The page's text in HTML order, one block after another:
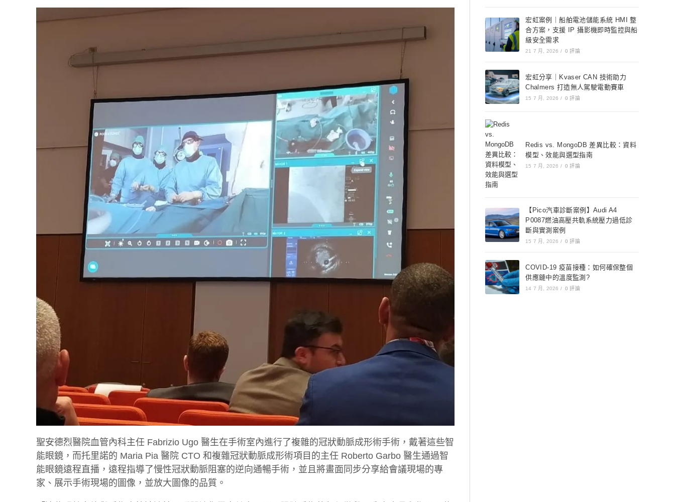
聖安德烈醫院血管內科主任 Fabrizio Ugo 醫生在手術室內進行了複雜的冠狀動脈成形術手術，戴著這些智
能眼鏡，而托里諾的 Maria Pia 醫院 CTO 和複雜冠狀動脈成形術項目的主任 Roberto Garbo 醫生通過智
能眼鏡遠程直播，遠程指導了慢性冠狀動脈阻塞的逆向通暢手術，並且將畫面同步分享給會議現場的專
家、展示手術現場的圖像，並放大圖像的品質。
宏虹案例｜船舶電池儲能系統 HMI 整
合方案，支援 IP 攝影機即時監控與船
級安全需求
21 7 月, 2026 / 0 評論
宏虹分享｜Kvaser CAN 技術助力
Chalmers 打造無人駕駛電動賽車
15 7 月, 2026 / 0 評論
Redis vs. MongoDB 差異比較：資料
模型、效能與選型指南
15 7 月, 2026 / 0 評論
【Pico汽車診斷案例】Audi A4
P0087燃油高壓共軌系統壓力過低診
斷與實測案例
15 7 月, 2026 / 0 評論
COVID-19 疫苗接種：如何確保整個
供應鏈中的溫度監測?
14 7 月, 2026 / 0 評論